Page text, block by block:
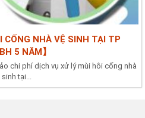
CỐNG NHÀ VỆ SINH TẠI TP
5 NĂM】
chi phí dịch vụ xử lý mùi hôi cống nhà
tại...